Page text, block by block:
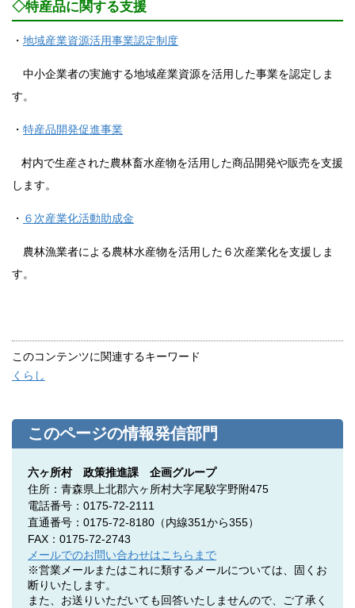
◇特産品に関する支援
・ 地域産業資源活用事業認定制度
中小企業者の実施する地域産業資源を活用した事業を認定しま
す。
・ 特産品開発促進事業
村内で生産された農林畜水産物を活用した商品開発や販売を支援
します。
・ ６次産業化活動助成金
農林漁業者による農林水産物を活用した６次産業化を支援しま
す。
このコンテンツに関連するキーワード
くらし
このページの情報発信部門
六ヶ所村 政策推進課 企画グループ
住所：青森県上北郡六ヶ所村大字尾駮字野附475
電話番号：0175-72-2111
直通番号：0175-72-8180（内線351から355）
FAX：0175-72-2743
メールでのお問い合わせはこちらまで
※営業メールまたはこれに類するメールについては、固くお
断りいたします。
また、お送りいただいても回答いたしませんので、ご了承く